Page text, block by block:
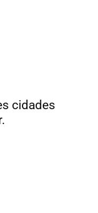
cidades